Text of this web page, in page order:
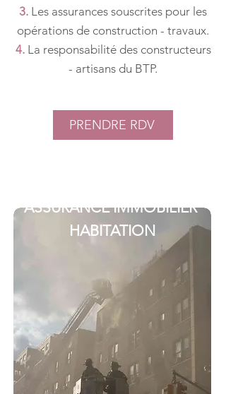
3. Les assurances souscrites pour les
opérations de construction - travaux.
4.La responsabilité des constructeurs
- artisans du BTP.
PRENDRE RDV
ASSURANCE IMMOBILIER
HABITATION